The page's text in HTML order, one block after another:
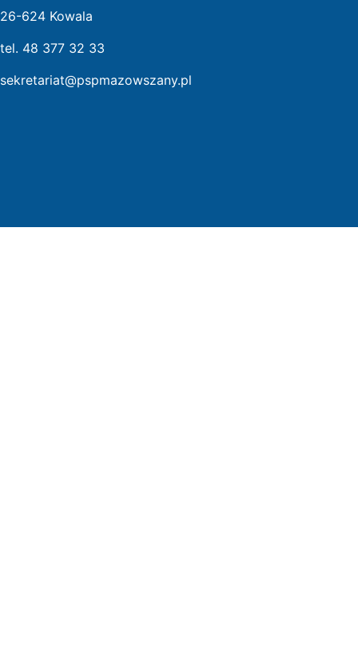
26-624 Kowala
tel. 48 377 32 33
sekretariat@pspmazowszany.pl